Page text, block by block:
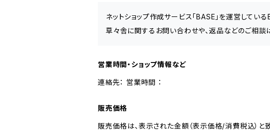
ネットショップ作成サービス「BASE」を運営してい
草々舎に関するお問い合わせや、返品などのご相談
営業時間・ショップ情報など
連絡先： 営業時間 ：
販売価格
販売価格は、表示された金額（表示価格/消費税込）と致